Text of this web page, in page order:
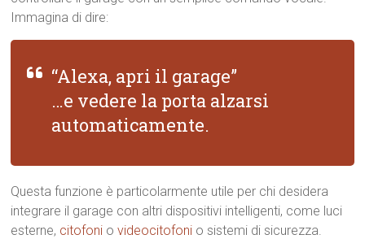
Immagina di dire:
“Alexa, apri il garage”
…e vedere la porta alzarsi
automaticamente.
Questa funzione è particolarmente utile per chi desidera
integrare il garage con altri dispositivi intelligenti, come luci
esterne, citofoni ovideocitofoni o sistemi di sicurezza.